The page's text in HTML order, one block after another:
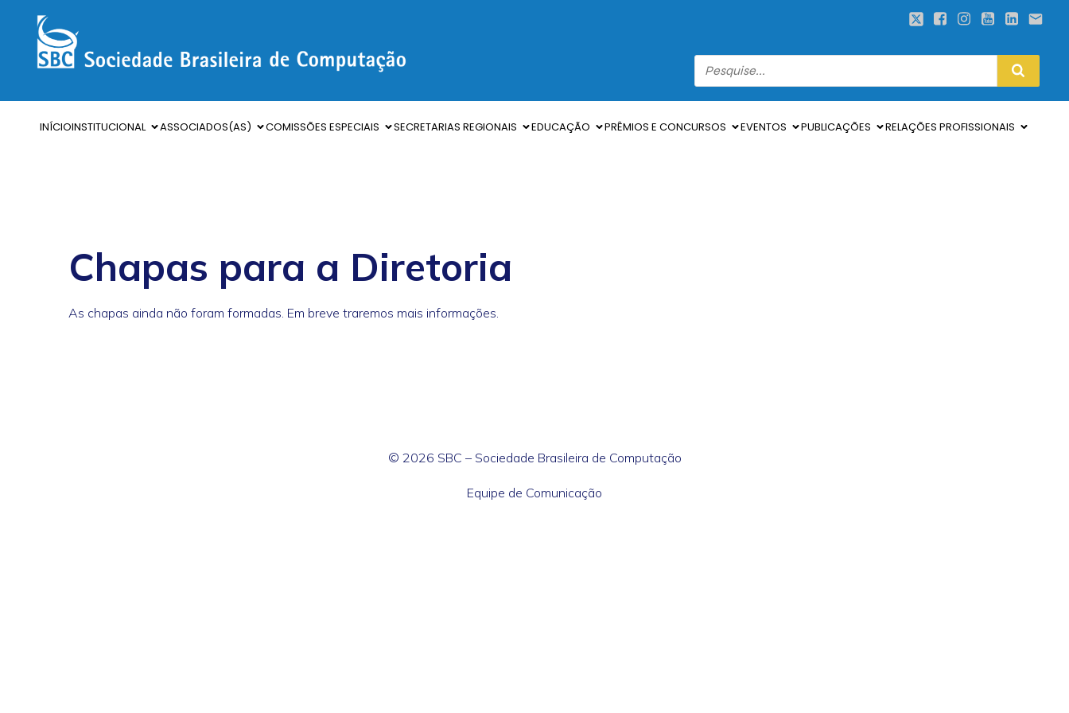
INÍCIOINSTITUCIONAL ASSOCIADOS(AS) COMISSÕES ESPECIAIS SECRETARIAS REGIONAIS EDUCAÇÃO PRÊMIOS E CONCURSOS EVENTOS PUBLICAÇÕES RELAÇÕES PROFISSIONAIS
Chapas para a Diretoria
As chapas ainda não foram formadas. Em breve traremos mais informações.
© 2026 SBC – Sociedade Brasileira de Computação
Equipe de Comunicação